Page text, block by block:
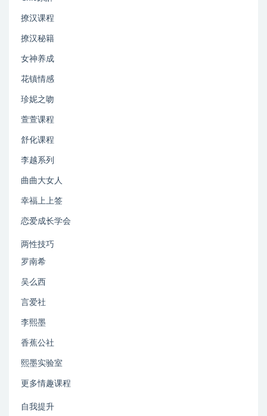
撩汉课程
撩汉秘籍
女神养成
花镇情感
珍妮之吻
萱萱课程
舒化课程
李越系列
曲曲大女人
幸福上上签
恋爱成长学会
两性技巧
罗南希
吴么西
言爱社
李熙墨
香蕉公社
熙墨实验室
更多情趣课程
自我提升